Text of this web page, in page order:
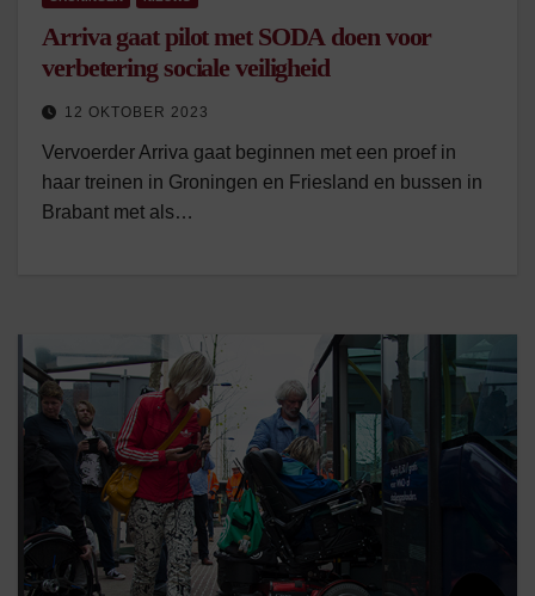
Arriva gaat pilot met SODA doen voor
verbetering sociale veiligheid
12 OKTOBER 2023
Vervoerder Arriva gaat beginnen met een proef in
haar treinen in Groningen en Friesland en bussen in
Brabant met als…